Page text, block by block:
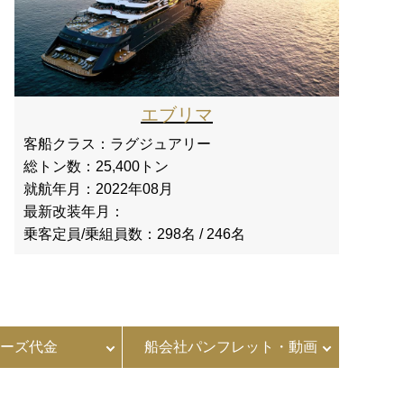
エブリマ
客船クラス： ラグジュアリー
総トン数： 25,400トン
就航年月： 2022年08月
最新改装年月：
乗客定員/乗組員数： 298名 / 246名
ズ代金 船会社パンフレット・動画